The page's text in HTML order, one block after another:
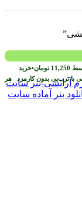
11,250 تومان•خرید
با ترب‌پی بدون کارمزد هر